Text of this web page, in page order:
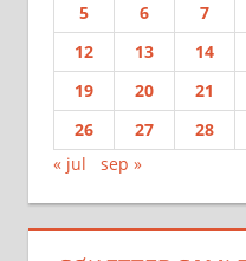
5
6 7
12
13 14
19
20 21
26
27 28
« jul
sep »